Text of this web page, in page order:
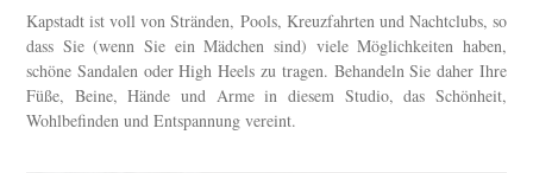
Kapstadt ist voll von Stränden, Pools, Kreuzfahrten und Nachtclubs, so
dass Sie (wenn Sie ein Mädchen sind) viele Möglichkeiten haben,
schöne Sandalen oder High Heels zu tragen. Behandeln Sie daher Ihre
Füße, Beine, Hände und Arme in diesem Studio, das Schönheit,
Wohlbefinden und Entspannung vereint.